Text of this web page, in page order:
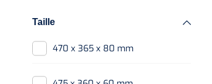
Taille
470 x 365 x 80 mm